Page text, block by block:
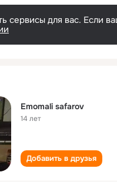
для вас. Если
Emomali safarov
14 лет
Добавить в друзья